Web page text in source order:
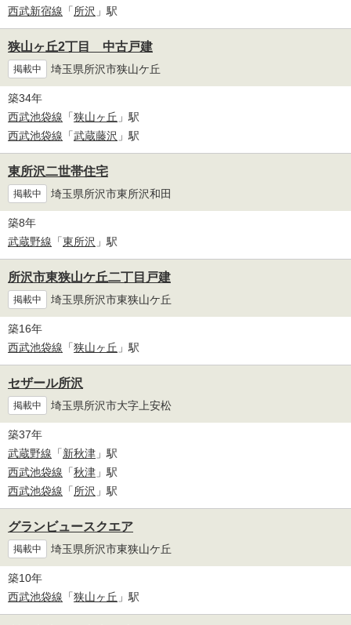
西武新宿線 「所沢 」駅
狭山ヶ丘2丁目 中古戸建
掲載中 埼玉県所沢市狭山ケ丘
築34年
西武池袋線 「狭山ヶ丘 」駅
西武池袋線 「武蔵藤沢 」駅
東所沢二世帯住宅
掲載中 埼玉県所沢市東所沢和田
築8年
武蔵野線 「東所沢 」駅
所沢市東狭山ケ丘二丁目戸建
掲載中 埼玉県所沢市東狭山ケ丘
築16年
西武池袋線 「狭山ヶ丘 」駅
セザール所沢
掲載中 埼玉県所沢市大字上安松
築37年
武蔵野線 「新秋津 」駅
西武池袋線 「秋津 」駅
西武池袋線 「所沢 」駅
グランビュースクエア
掲載中 埼玉県所沢市東狭山ケ丘
築10年
西武池袋線 「狭山ヶ丘 」駅